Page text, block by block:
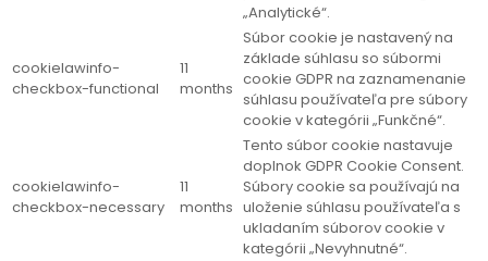
„Analytické“.
cookielawinfo-
checkbox-functional
11
months
Súbor cookie je nastavený na
základe súhlasu so súbormi
cookie GDPR na zaznamenanie
súhlasu používateľa pre súbory
cookie v kategórii „Funkčné“.
cookielawinfo-
checkbox-necessary
11
months
Tento súbor cookie nastavuje
doplnok GDPR Cookie Consent.
Súbory cookie sa používajú na
uloženie súhlasu používateľa s
ukladaním súborov cookie v
kategórii „Nevyhnutné“.